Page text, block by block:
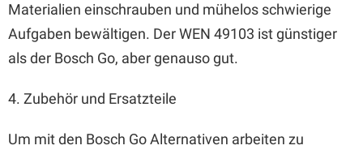
Materialien einschrauben und mühelos schwierige
Aufgaben bewältigen. Der WEN 49103 ist günstiger
als der Bosch Go, aber genauso gut.
4. Zubehör und Ersatzteile
Um mit den Bosch Go Alternativen arbeiten zu